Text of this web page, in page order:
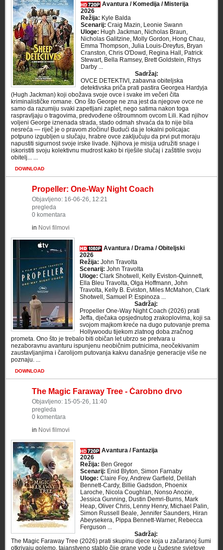
Avantura / Komedija / Misterija
2026
Režija: Kyle Balda
Scenarij: Craig Mazin, Leonie Swann
Uloge: Hugh Jackman, Nicholas Braun,
Nicholas Galitzine, Molly Gordon, Hong Chau,
Emma Thompson, Julia Louis-Dreyfus, Bryan
Cranston, Chris O'Dowd, Regina Hall, Patrick
Stewart, Bella Ramsey, Brett Goldstein, Rhys
Darby ...
Sadržaj:
OVCE DETEKTIVI, zabavna obiteljska
detektivska priča prati pastira Georgea Hardyja
(Hugh Jackman) koji obožava svoje ovce i svake im večeri čita
kriminalističke romane. Ono što George ne zna jest da njegove ovce ne
samo da razumiju svaki zapetljani zaplet, nego satima nakon toga
raspravljaju o tragovima, predvođene oštroumnom ovcom Lili. Kad njihov
voljeni George iznenada strada, stado odmah shvaća da to nije bila
nesreća — riječ je o pravom zločinu! Budući da je lokalni policajac
potpuno izgubljen u slučaju, hrabre ovce zaključuju da prvi put moraju
napustiti sigurnost svoje irske livade. Njihova je misija udružiti snage i
iskoristiti svoju kolektivnu mudrost kako bi riješile slučaj i zaštitile svoju
obitelj... ...
DOWNLOAD
Propeller: One-Way Night Coach
Objavljeno: 16-06-26, 12:21
pregleda
0 komentara
in Novi filmovi
Avantura / Drama / Obiteljski
2026
Režija: John Travolta
Scenarij: John Travolta
Uloge: Clark Shotwell, Kelly Eviston-Quinnett,
Ella Bleu Travolta, Olga Hoffmann, John
Travolta, Kelly B. Eviston, Miles McMahon, Clark
Shotwell, Samuel P. Espinoza ...
Sadržaj:
Propeller One-Way Night Coach (2026) prati
Jeffa, dječaka opsjednutog zrakoplovima, koji sa
svojom majkom kreće na dugo putovanje prema
Hollywoodu tijekom zlatnog doba zračnog
prometa. Ono što je trebalo biti običan let ubrzo se pretvara u
nezaboravnu avanturu ispunjenu neobičnim putnicima, neočekivanim
zaustavljanjima i čarolijom putovanja kakvu današnje generacije više ne
poznaju. ...
DOWNLOAD
The Magic Faraway Tree - Čarobno drvo
Objavljeno: 15-05-26, 11:40
pregleda
0 komentara
in Novi filmovi
Avantura / Fantazija
2026
Režija: Ben Gregor
Scenarij: Enid Blyton, Simon Farnaby
Uloge: Claire Foy, Andrew Garfield, Delilah
Bennett-Cardy, Billie Gadsdon, Phoenix
Laroche, Nicola Coughlan, Nonso Anozie,
Jessica Gunning, Dustin Demri-Burns, Mark
Heap, Oliver Chris, Lenny Henry, Michael Palin,
Simon Russell Beale, Jennifer Saunders, Hiran
Abeysekera, Pippa Bennett-Warner, Rebecca
Ferguson ...
Sadržaj:
The Magic Faraway Tree (2026) prati skupinu djece koja u začaranoj šumi
otkrivaju golemo, tajanstveno stablo čije grane vode u čudesne svjetove